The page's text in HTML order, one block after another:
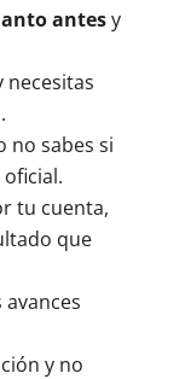
antesy
necesitas
no sabes si
tu cuenta,
que
y no